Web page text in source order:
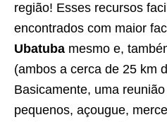
região! Esses recursos
encontrados com maior
Ubatuba mesmo e,
(ambos a cerca de 25 km
Basicamente, uma
pequenos, açougue,